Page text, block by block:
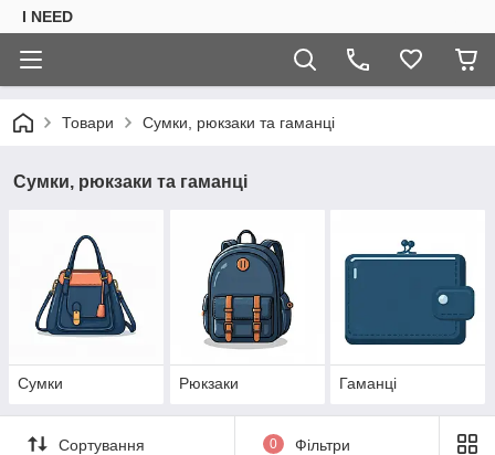
I NEED
Товари Сумки, рюкзаки та гаманці
Сумки, рюкзаки та гаманці
Сумки Рюкзаки Гаманці
Сортування 0 Фільтри